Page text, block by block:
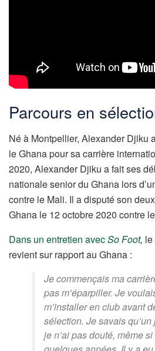
Parcours en
Né à Montpellier, Alexander Djiku
le Ghana pour sa carrière
2020, Alexander Djiku a fait ses
nationale senior du Ghana lors
contre le Mali. Il a disputé son
Ghana le 12 octobre 2020 contre
Dans un entretien avecSo Foot,
revient sur rapport au Ghana :
Je commençais ma
pas m’éparpiller. Je
m’installer en club avant
sélection. Je savais qu’un
je n’ai pas douté, même